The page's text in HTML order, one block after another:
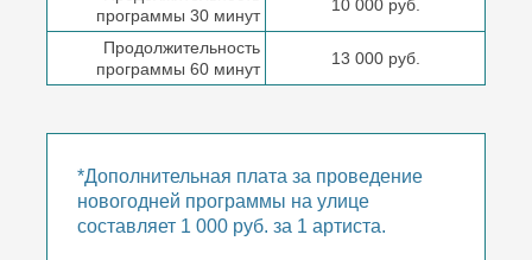
программы 30 минут
10 000 руб.
Продолжительность
программы 60 минут
13 000 руб.
*Дополнительная плата за проведение
новогодней программы на улице
составляет 1 000 руб. за 1 артиста.